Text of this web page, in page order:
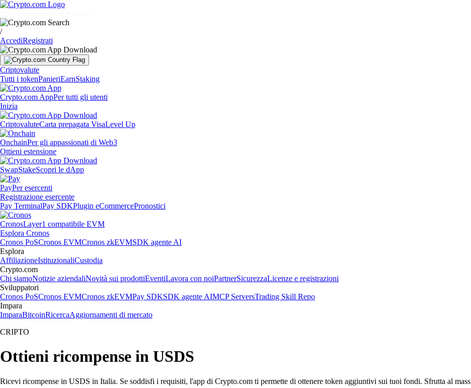
/
AccediRegistrati
Criptovalute
Tutti i tokenPanieriEarnStaking
Crypto.com AppPer tutti gli utenti
Inizia
CriptovaluteCarta prepagata VisaLevel Up
OnchainPer gli appassionati di Web3
Ottieni estensione
SwapStakeScopri le dApp
PayPer esercenti
Registrazione esercente
Pay TerminalPay SDKPlugin eCommercePronostici
CronosLayer1 compatibile EVM
Esplora Cronos
Cronos PoSCronos EVMCronos zkEVMSDK agente AI
Esplora
AffiliazioneIstituzionaliCustodia
Crypto.com
Chi siamoNotizie aziendaliNovità sui prodottiEventiLavora con noiPartnerSicurezzaLicenze e registrazioni
Sviluppatori
Cronos PoSCronos EVMCronos zkEVMPay SDKSDK agente AIMCP ServersTrading Skill Repo
Impara
ImparaBitcoinRicercaAggiornamenti di mercato
CRIPTO
Ottieni ricompense in USDS
Ricevi ricompense in USDS in Italia. Se soddisfi i requisiti, l'app di Crypto.com ti permette di ottenere token aggiuntivi sui tuoi fondi. Sfrutta al